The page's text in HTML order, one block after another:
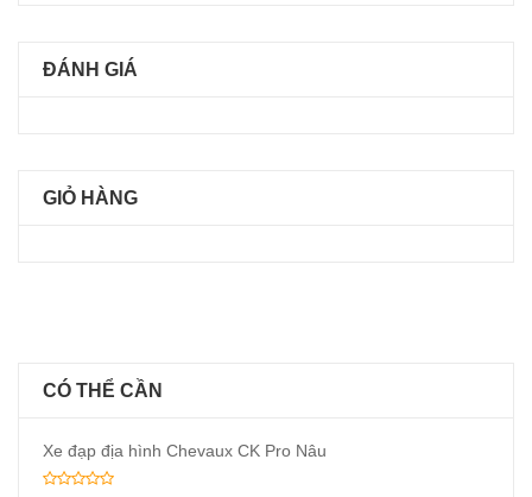
ĐÁNH GIÁ
GIỎ HÀNG
CÓ THỂ CẦN
Xe đạp địa hình Chevaux CK Pro Nâu